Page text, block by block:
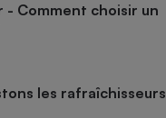
- Comment choisir un
les rafraîchisseurs